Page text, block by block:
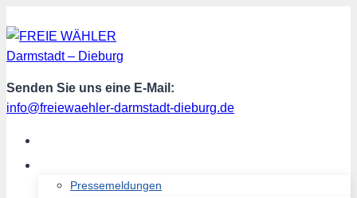
Inhalt
springen
Senden Sie uns eine E-Mail:
info@freiewaehler-darmstadt-dieburg.de
Pressemeldungen